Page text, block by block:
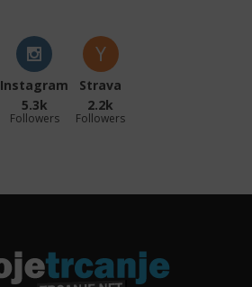
Instagram
5.3k
Followers
Strava
2.2k
Followers